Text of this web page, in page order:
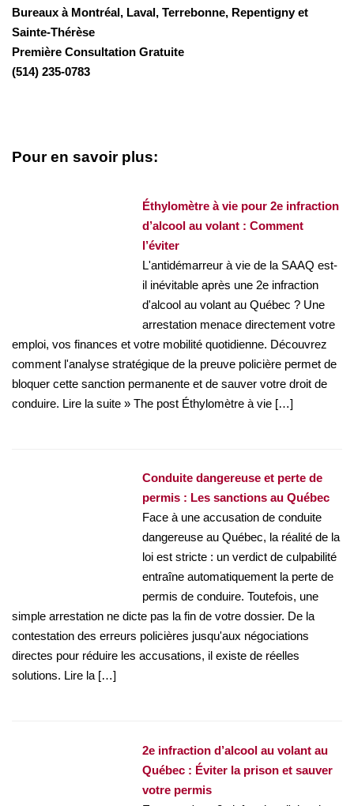
Bureaux à Montréal, Laval, Terrebonne, Repentigny et
Sainte-Thérèse
Première Consultation Gratuite
(514) 235-0783
Pour en savoir plus:
Éthylomètre à vie pour 2e infraction
d’alcool au volant : Comment
l’éviter
L'antidémarreur à vie de la SAAQ est-
il inévitable après une 2e infraction
d'alcool au volant au Québec ? Une
arrestation menace directement votre
emploi, vos finances et votre mobilité quotidienne. Découvrez
comment l'analyse stratégique de la preuve policière permet de
bloquer cette sanction permanente et de sauver votre droit de
conduire. Lire la suite » The post Éthylomètre à vie […]
Conduite dangereuse et perte de
permis : Les sanctions au Québec
Face à une accusation de conduite
dangereuse au Québec, la réalité de la
loi est stricte : un verdict de culpabilité
entraîne automatiquement la perte de
permis de conduire. Toutefois, une
simple arrestation ne dicte pas la fin de votre dossier. De la
contestation des erreurs policières jusqu'aux négociations
directes pour réduire les accusations, il existe de réelles
solutions. Lire la […]
2e infraction d’alcool au volant au
Québec : Éviter la prison et sauver
votre permis